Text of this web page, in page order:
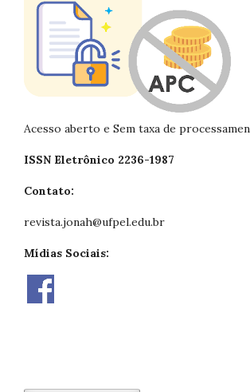
Acesso aberto e Sem taxa de
ISSN Eletrônico 2236-1987
Contato:
revista.jonah@ufpel.edu.br
Mídias Sociais: